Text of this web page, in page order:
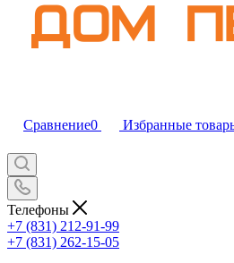
Сравнение0 Избранные
Телефоны
+7 (831) 212-91-99
+7 (831) 262-15-05